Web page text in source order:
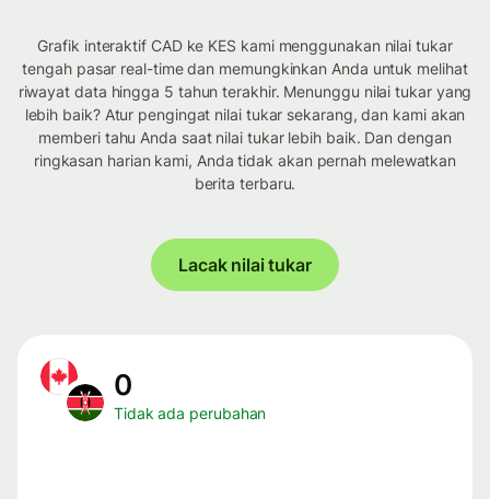
Grafik interaktif CAD ke KES kami menggunakan nilai tukar
tengah pasar real-time dan memungkinkan Anda untuk melihat
riwayat data hingga 5 tahun terakhir. Menunggu nilai tukar yang
lebih baik? Atur pengingat nilai tukar sekarang, dan kami akan
memberi tahu Anda saat nilai tukar lebih baik. Dan dengan
ringkasan harian kami, Anda tidak akan pernah melewatkan
berita terbaru.
Lacak nilai tukar
0
Tidak ada perubahan